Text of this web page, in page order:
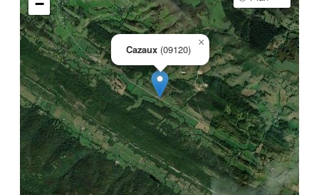
Cazaux (09120)
×
−